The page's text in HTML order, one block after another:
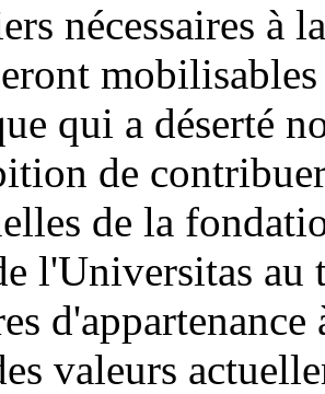
nécessaires à
qui a déserté
de
de la
l'Universitas au
valeurs